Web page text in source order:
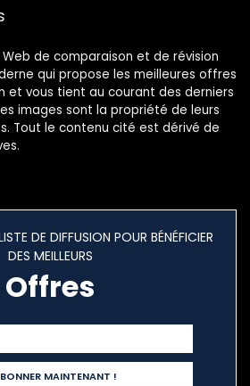
de comparaison et de révision
qui propose les meilleures offres
et vous tient au courant des derniers
images sont la propriété de leurs
Tout le contenu cité est dérivé de
DE DIFFUSION POUR BÉNÉFICIER
DES MEILLEURS
Offres